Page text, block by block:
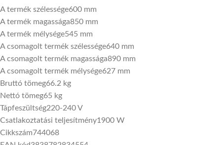
A termék szélessége600 mm
A termék magassága850 mm
A termék mélysége545 mm
A csomagolt termék szélessége640 mm
A csomagolt termék magassága890 mm
A csomagolt termék mélysége627 mm
Bruttó tömeg66.2 kg
Nettó tömeg65 kg
Tápfeszültség220-240 V
Csatlakoztatási teljesítmény1900 W
Cikkszám744068